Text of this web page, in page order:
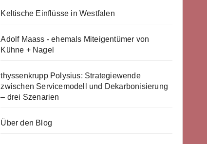
Keltische Einflüsse in Westfalen
Adolf Maass - ehemals Miteigentümer von
Kühne + Nagel
thyssenkrupp Polysius: Strategiewende
zwischen Servicemodell und Dekarbonisierung
– drei Szenarien
Über den Blog